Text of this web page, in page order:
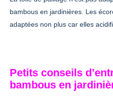
bambous en jardinières. Les
adaptées non plus car elles
Petits conseils
bambous en